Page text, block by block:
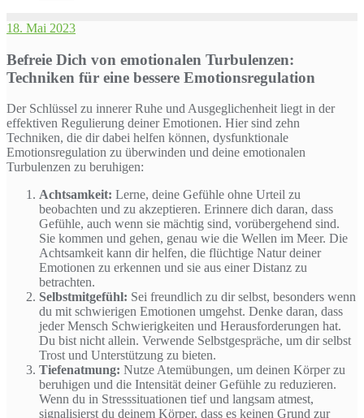
18. Mai 2023
Befreie Dich von emotionalen Turbulenzen:
Techniken für eine bessere Emotionsregulation
Der Schlüssel zu innerer Ruhe und Ausgeglichenheit liegt in der
effektiven Regulierung deiner Emotionen. Hier sind zehn
Techniken, die dir dabei helfen können, dysfunktionale
Emotionsregulation zu überwinden und deine emotionalen
Turbulenzen zu beruhigen:
Achtsamkeit: Lerne, deine Gefühle ohne Urteil zu
beobachten und zu akzeptieren. Erinnere dich daran, dass
Gefühle, auch wenn sie mächtig sind, vorübergehend sind.
Sie kommen und gehen, genau wie die Wellen im Meer. Die
Achtsamkeit kann dir helfen, die flüchtige Natur deiner
Emotionen zu erkennen und sie aus einer Distanz zu
betrachten.
Selbstmitgefühl: Sei freundlich zu dir selbst, besonders wenn
du mit schwierigen Emotionen umgehst. Denke daran, dass
jeder Mensch Schwierigkeiten und Herausforderungen hat.
Du bist nicht allein. Verwende Selbstgespräche, um dir selbst
Trost und Unterstützung zu bieten.
Tiefenatmung: Nutze Atemübungen, um deinen Körper zu
beruhigen und die Intensität deiner Gefühle zu reduzieren.
Wenn du in Stresssituationen tief und langsam atmest,
signalisierst du deinem Körper, dass es keinen Grund zur